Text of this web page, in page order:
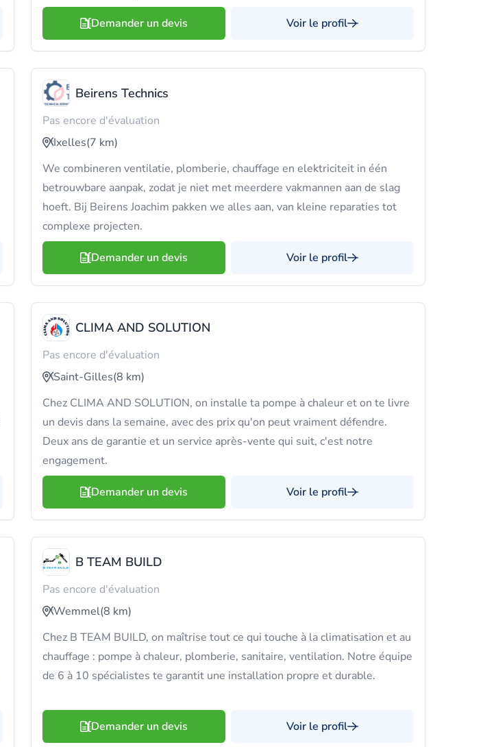
Demander un devis Voir le profil
Beirens Technics
Pas encore d'évaluation
Ixelles(7 km)
We combineren ventilatie, plomberie, chauffage en elektriciteit in één
betrouwbare aanpak, zodat je niet met meerdere vakmannen aan de slag
hoeft. Bij Beirens Joachim pakken we alles aan, van kleine reparaties tot
complexe projecten.
Demander un devis Voir le profil
CLIMA AND SOLUTION
Pas encore d'évaluation
Saint-Gilles(8 km)
Chez CLIMA AND SOLUTION, on installe ta pompe à chaleur et on te livre
un devis dans la semaine, avec des prix qu'on peut vraiment défendre.
Deux ans de garantie et un service après-vente qui suit, c'est notre
engagement.
Demander un devis Voir le profil
B TEAM BUILD
Pas encore d'évaluation
Wemmel(8 km)
Chez B TEAM BUILD, on maîtrise tout ce qui touche à la climatisation et au
chauffage : pompe à chaleur, plomberie, sanitaire, ventilation. Notre équipe
de 6 à 10 spécialistes te garantit une installation propre et durable.
Demander un devis Voir le profil